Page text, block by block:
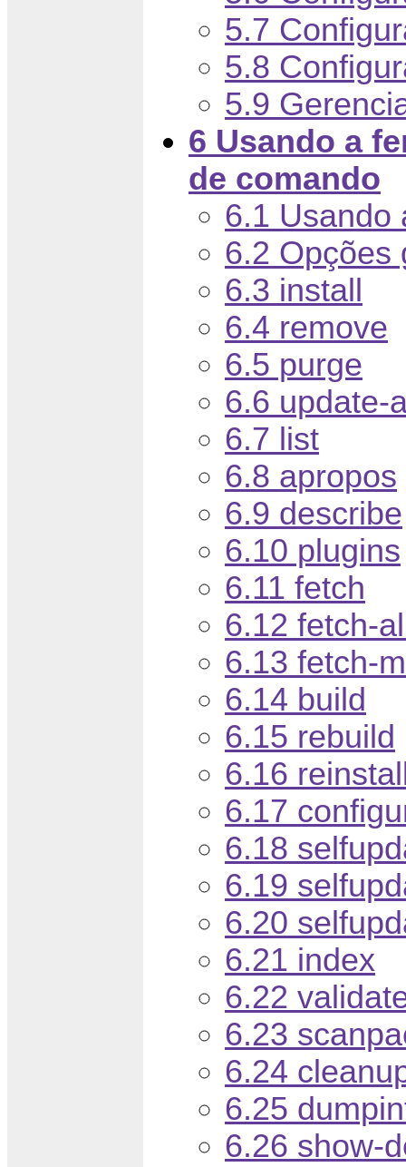
5.7
5.8
5.9
6 Usando a
de comando
6.1 Usando
6.2 Opções
6.3 install
6.4 remove
6.5 purge
6.6 update-
6.7 list
6.8 apropos
6.9 describe
6.10 plugins
6.11 fetch
6.12 fetch-
6.13 fetch-
6.14 build
6.15 rebuild
6.16
6.17
6.18
6.19
6.20
6.21 index
6.22
6.23
6.24
6.25
6.26 show-